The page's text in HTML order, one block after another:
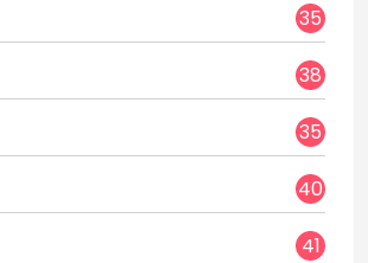
35
38
35
40
41